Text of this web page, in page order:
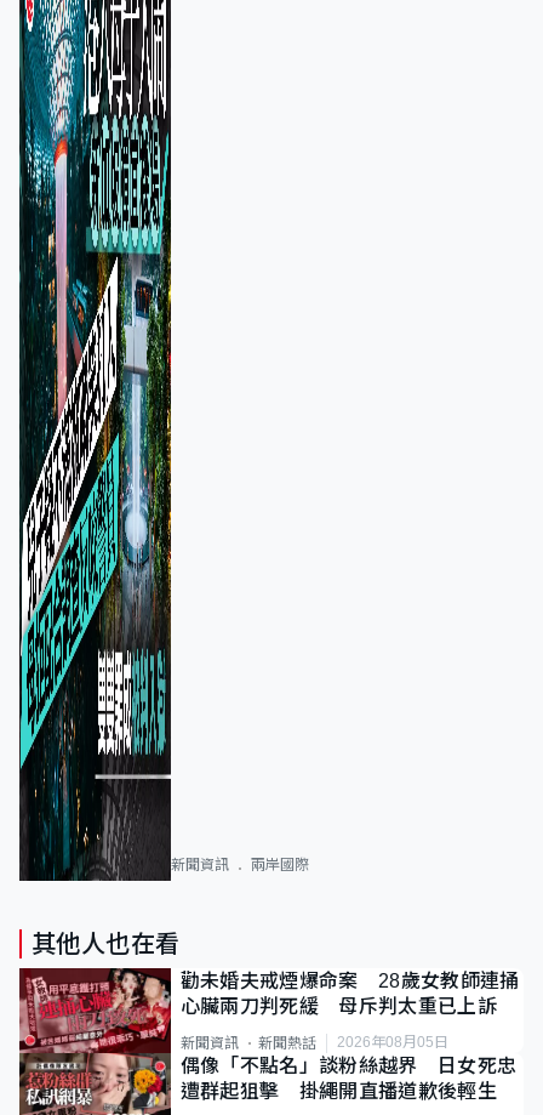
新聞資訊 兩岸國際
其他人也在看
勸未婚夫戒煙爆命案 28歲女教師連捅
心臟兩刀判死緩 母斥判太重已上訴
新聞資訊 新聞熱話 2026年08月05日
偶像「不點名」談粉絲越界 日女死忠
遭群起狙擊 掛繩開直播道歉後輕生